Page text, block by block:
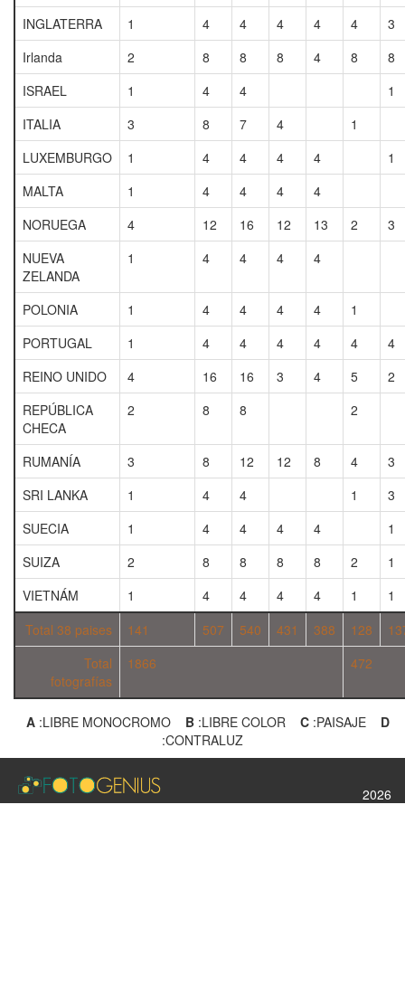
INGLATERRA
1 4 4 4 4 4
3
Irlanda
2 8 8 8 4 8
8
ISRAEL
1 4 4
1
ITALIA
3 8 7 4
1
LUXEMBURGO
1 4 4 4 4
1
MALTA
1 4 4 4
4
NORUEGA
4 12 16 12 13 2
3
NUEVA
ZELANDA
1 4 4 4 4
POLONIA 1 4 4 4 4
1
PORTUGAL
1 4 4 4 4 4
4
REINO UNIDO
4 16 16 3 4 5
2
REPÚBLICA
CHECA
2 8 8 2
RUMANÍA 3 8 12 12 8 4
3
SRI LANKA
1 4 4 1
3
SUECIA
1 4 4 4 4
1
SUIZA
2 8 8 8 8 2
1
VIETNÁM
1 4 4 4 4 1
1
Total 38 paises
141 507 540 431 388 128
Total
fotografías
1866 472
A :LIBRE MONOCROMO B :LIBRE COLOR C :PAISAJE D
:CONTRALUZ
2026